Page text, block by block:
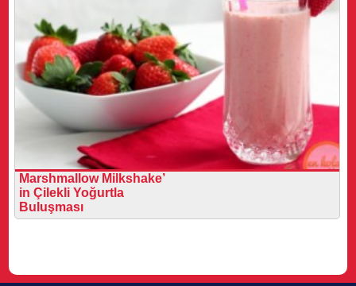
Marshmallow Milkshake’
in Çilekli Yoğurtla
Buluşması